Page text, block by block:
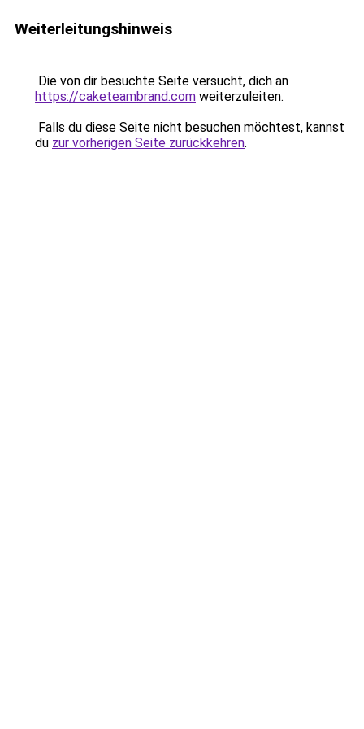
Weiterleitungshinweis
Die von dir besuchte Seite versucht, dich an
https://caketeambrand.com weiterzuleiten.
Falls du diese Seite nicht besuchen möchtest, kannst
du zur vorherigen Seite zurückkehren.